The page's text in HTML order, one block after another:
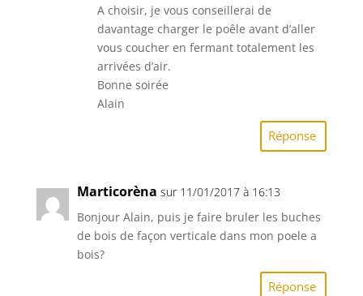
A choisir, je vous conseillerai de
davantage charger le poêle avant d’aller
vous coucher en fermant totalement les
arrivées d’air.
Bonne soirée
Alain
Réponse
Marticorèna sur 11/01/2017 à 16:13
Bonjour Alain, puis je faire bruler les buches
de bois de façon verticale dans mon poele a
bois?
Réponse